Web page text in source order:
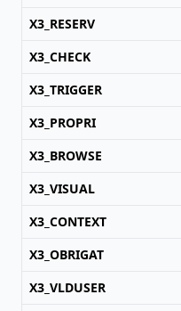
X3_RESERV
X3_CHECK
X3_TRIGGER
X3_PROPRI
X3_BROWSE
X3_VISUAL
X3_CONTEXT
X3_OBRIGAT
X3_VLDUSER